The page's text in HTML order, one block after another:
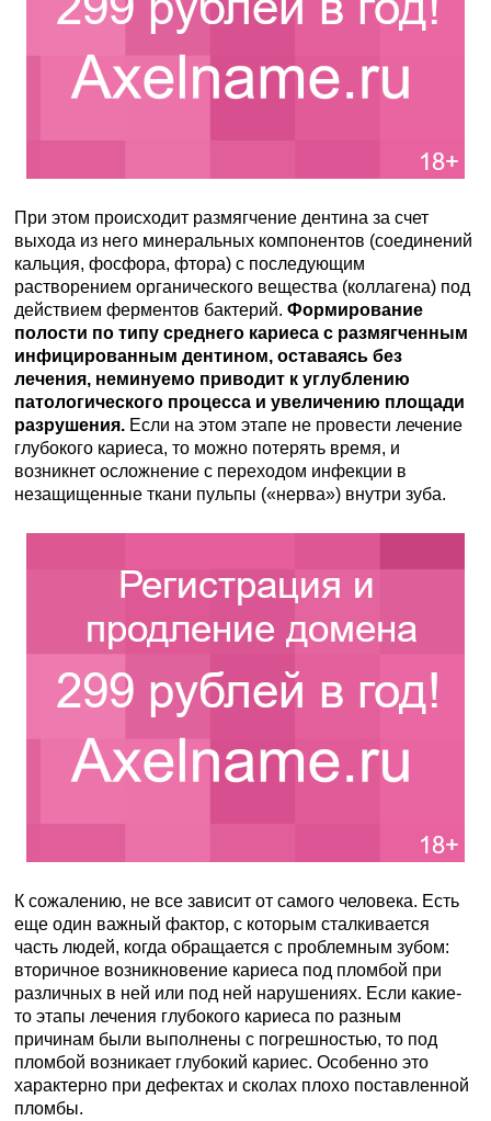
При этом происходит размягчение дентина за счет
выхода из него минеральных компонентов (соединений
кальция, фосфора, фтора) с последующим
растворением органического вещества (коллагена) под
действием ферментов бактерий.Формирование
полости по типу среднего кариеса с размягченным
инфицированным дентином, оставаясь без
лечения, неминуемо приводит к углублению
патологического процесса и увеличению площади
разрушения. Если на этом этапе не провести лечение
глубокого кариеса, то можно потерять время, и
возникнет осложнение с переходом инфекции в
незащищенные ткани пульпы («нерва») внутри зуба.
К сожалению, не все зависит от самого человека. Есть
еще один важный фактор, с которым сталкивается
часть людей, когда обращается с проблемным зубом:
вторичное возникновение кариеса под пломбой при
различных в ней или под ней нарушениях. Если какие-
то этапы лечения глубокого кариеса по разным
причинам были выполнены с погрешностью, то под
пломбой возникает глубокий кариес. Особенно это
характерно при дефектах и сколах плохо поставленной
пломбы.